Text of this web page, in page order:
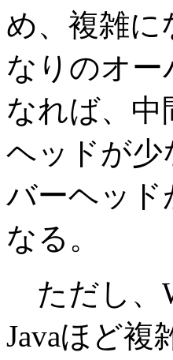
め、複雑に
なりのオ
なれば、中
ヘッドが少
バーヘッド
なる。
ただし、
Javaほど複